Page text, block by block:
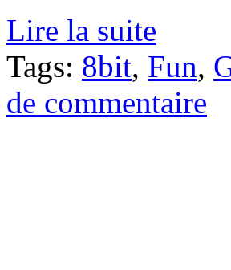
Lire la suite
Tags: 8bit, Fun,
de commentaire